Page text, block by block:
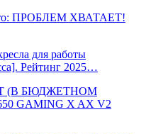
Pro: ПРОБЛЕМ ХВАТАЕТ!
для работы
Рейтинг 2025…
(В БЮДЖЕТНОМ
GAMING X AX V2